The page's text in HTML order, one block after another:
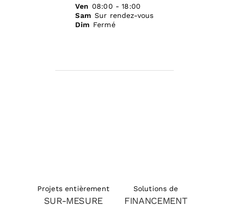
Ven 08:00 - 18:00
Sam Sur rendez-vous
Dim Fermé
Projets entièrement
SUR-MESURE
Solutions de
FINANCEMENT